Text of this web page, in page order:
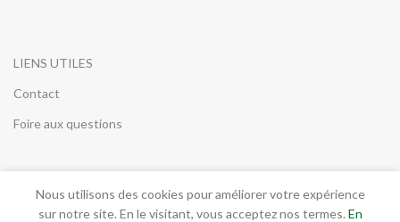
LIENS UTILES
Contact
Foire aux questions
INFORMATIONS LEGALES
Nous utilisons des cookies pour améliorer votre expérience
sur notre site. En le visitant, vous acceptez nos termes. En